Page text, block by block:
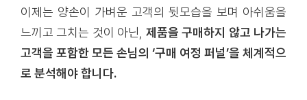
이제는 양손이 가벼운 고객의 뒷모습을 보며 아쉬움을
느끼고 그치는 것이 아닌, 제품을 구매하지 않고 나가는
고객을 포함한 모든 손님의 ‘구매 여정 퍼널’을 체계적으
로 분석해야 합니다.